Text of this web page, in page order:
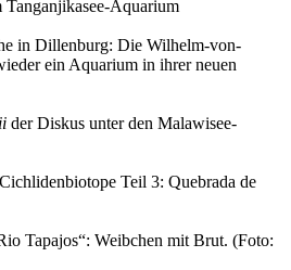
Aquarium
in Dillenburg: Die Wilhelm-von-
ein Aquarium in ihrer neuen
der Diskus unter den Malawisee-
Teil 3: Quebrada de
Tapajos“: Weibchen mit Brut. (Foto: